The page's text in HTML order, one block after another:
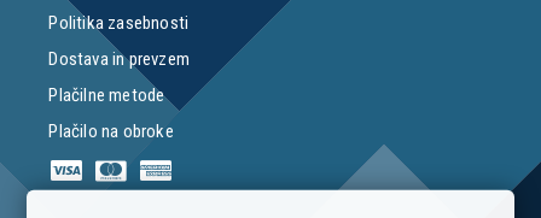
Politika zasebnosti
Dostava in prevzem
Plačilne metode
Plačilo na obroke